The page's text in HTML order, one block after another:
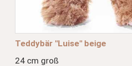
Teddybär "Luise" beige
24 cm groß